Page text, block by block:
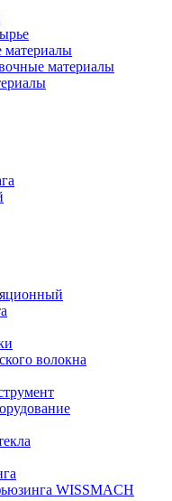
материалы
материалы
волокна
WISSMACH